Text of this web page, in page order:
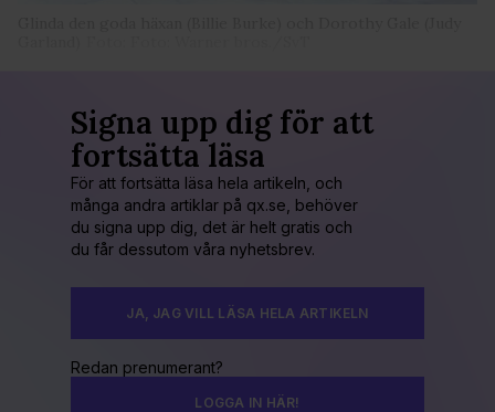
Signa upp dig för att
fortsätta läsa
För att fortsätta läsa hela artikeln, och
många andra artiklar på qx.se, behöver
du signa upp dig, det är helt gratis och
du får dessutom våra nyhetsbrev.
JA, JAG VILL LÄSA HELA ARTIKELN
Redan prenumerant?
LOGGA IN HÄR!